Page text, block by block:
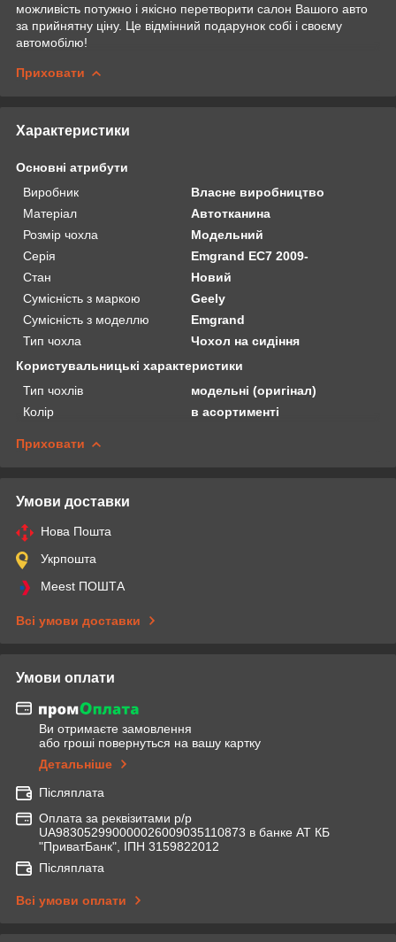
можливість потужно і якісно перетворити салон Вашого авто
за прийнятну ціну. Це відмінний подарунок собі і своєму
автомобілю!
Приховати
Характеристики
Основні атрибути
Виробник
Власне виробництво
Матеріал
Автотканина
Розмір чохла
Модельний
Серія
Emgrand EC7 2009-
Стан
Новий
Сумісність з маркою
Geely
Сумісність з моделлю
Emgrand
Тип чохла
Чохол на сидіння
Користувальницькі характеристики
Тип чохлів
модельні (оригінал)
Колір
в асортименті
Приховати
Умови доставки
Нова Пошта
Укрпошта
Meest ПОШТА
Всі умови доставки
Умови оплати
Ви отримаєте замовлення
або гроші повернуться на вашу картку
Детальніше
Післяплата
Оплата за реквізитами р/р
UA983052990000026009035110873 в банке АТ КБ
"ПриватБанк", ІПН 3159822012
Післяплата
Всі умови оплати